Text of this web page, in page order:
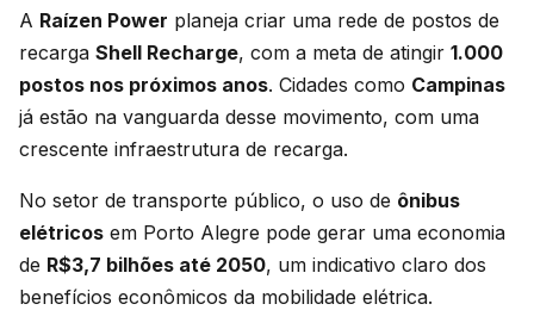
A Raízen Power planeja criar uma rede de postos de
recarga Shell Recharge, com a meta de atingir 1.000
postos nos próximos anos. Cidades como Campinas
já estão na vanguarda desse movimento, com uma
crescente infraestrutura de recarga.
No setor de transporte público, o uso de ônibus
elétricos em Porto Alegre pode gerar uma economia
de R$3,7 bilhões até 2050, um indicativo claro dos
benefícios econômicos da mobilidade elétrica.